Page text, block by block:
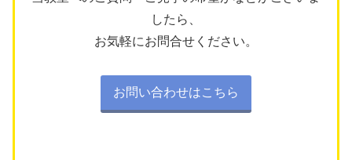
したら、
お気軽にお問合せください。
お問い合わせはこちら